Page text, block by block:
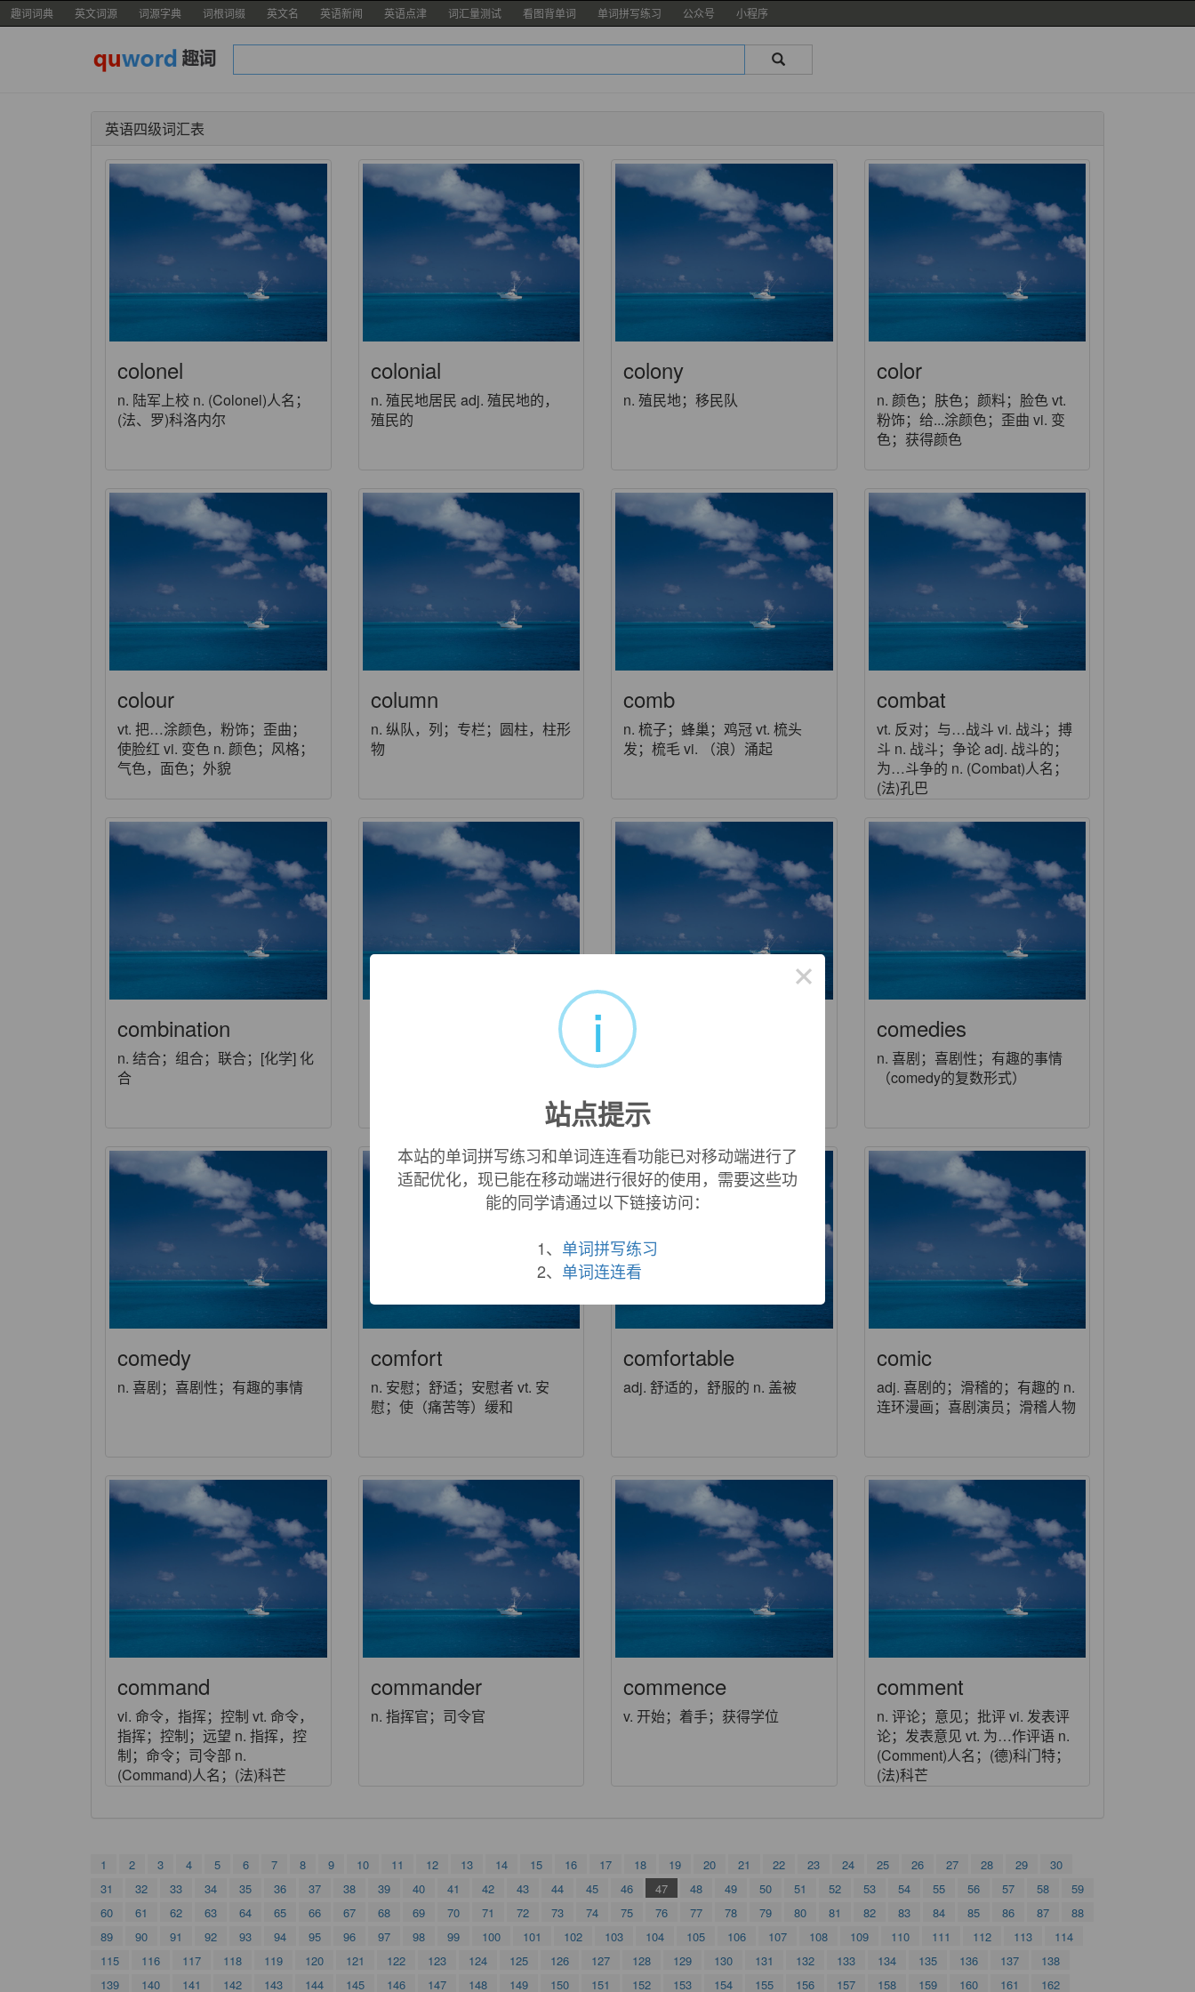
趣词词典 英文词源 词源字典 词根词缀 英文名 英语新闻 英语点津 词汇量测试 看图背单词 单词拼写练习 公众号 小程序
英语四级词汇表
colonel
n. 陆军上校 n. (Colonel)人名；
(法、罗)科洛内尔
colonial
n. 殖民地居民 adj. 殖民地的，
殖民的
colony
n. 殖民地；移民队
color
n. 颜色；肤色；颜料；脸色 vt.
粉饰；给...涂颜色；歪曲 vi. 变
色；获得颜色
colour
vt. 把…涂颜色，粉饰；歪曲；
使脸红 vi. 变色 n. 颜色；风格；
气色，面色；外貌
column
n. 纵队，列；专栏；圆柱，柱形
物
comb
n. 梳子；蜂巢；鸡冠 vt. 梳头
发；梳毛 vi. （浪）涌起
combat
vt. 反对；与…战斗 vi. 战斗；搏
斗 n. 战斗；争论 adj. 战斗的；
为…斗争的 n. (Combat)人名；
(法)孔巴
combination
n. 结合；组合；联合；[化学] 化
合
come
vi. 来；开始；出现；发生；变
（…岁） int. 嗨！ n. (Come)人
名；(英)科姆；(阿尔巴)乔梅
comedies
n. 喜剧；喜剧性；有趣的事情
（comedy的复数形式）
comedy
n. 喜剧；喜剧性；有趣的事情
comfort
n. 安慰；舒适；安慰者 vt. 安
慰；使（痛苦等）缓和
comfortable
adj. 舒适的，舒服的 n. 盖被
comic
adj. 喜剧的；滑稽的；有趣的 n.
连环漫画；喜剧演员；滑稽人物
command
vi. 命令，指挥；控制 vt. 命令，
指挥；控制；远望 n. 指挥，控
制；命令；司令部 n.
(Command)人名；(法)科芒
commander
n. 指挥官；司令官
commence
v. 开始；着手；获得学位
comment
n. 评论；意见；批评 vi. 发表评
论；发表意见 vt. 为…作评语 n.
(Comment)人名；(德)科门特；
(法)科芒
1 2 3 4 5 6 7 8 9 10 11 12 13 14 15 16 17 18 19 20 21 22 23 24 25 26 27 28 29
30
31
32 33 34 35 36 37 38 39 40 41 42 43 44 45 46 47 48 49 50 51 52 53 54 55 56 57 58
59
60
61 62 63 64 65 66 67 68 69 70 71 72 73 74 75 76 77 78 79 80 81 82 83 84 85 86 87
88
89
90 91 92 93 94 95 96 97 98 99 100 101 102 103 104 105 106 107 108 109 110 111 112 113
114
115
116 117 118 119 120 121 122 123 124 125 126 127 128 129 130 131 132 133 134 135 136 137
138
139
140 141 142 143 144 145 146 147 148 149 150 151 152 153 154 155 156 157 158 159 160 161 162
×
i
站点提示
本站的单词拼写练习和单词连连看功能已对移动端进行了
适配优化，现已能在移动端进行很好的使用，需要这些功
能的同学请通过以下链接访问：
1、 单词拼写练习
2、 单词连连看